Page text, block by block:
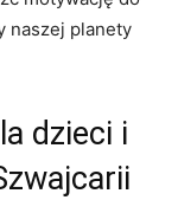
naszej planety‍
dzieci⁣ i